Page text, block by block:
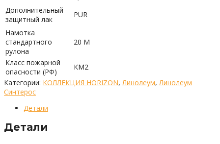
Дополнительный
защитный лак
PUR
Намотка
стандартного
рулона
20 М
Класс пожарной
опасности (РФ)
КМ2
Категории: КОЛЛЕКЦИЯ HORIZON, Линолеум, Линолеум
Синтерос
Детали
Детали